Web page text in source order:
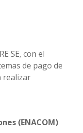
SE, con el
de pago de
realizar
(ENACOM)